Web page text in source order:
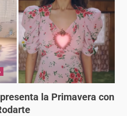
la Primavera con